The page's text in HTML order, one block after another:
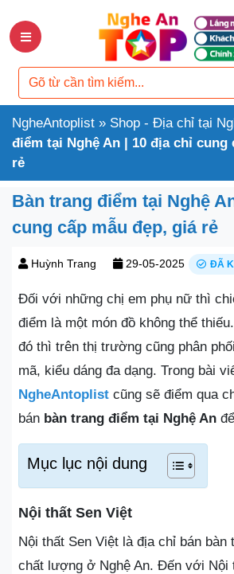
NgheAntoplist » Shop - Địa chỉ tại
điểm tại Nghệ An | 10 địa chỉ cung
rẻ
Bàn trang điểm tại Nghệ
cung cấp mẫu đẹp, giá rẻ
Huỳnh Trang 29-05-2025 ĐÃ
Đối với những chị em phụ nữ thì
điểm là một món đồ không thể
đó thì trên thị trường cũng phân
mã, kiểu dáng đa dạng. Trong bài
NgheAntoplist cũng sẽ điểm qua
bán bàn trang điểm tại Nghệ An
Mục lục nội dung
Nội thất Sen Việt
Nội thất Sen Việt là địa chỉ bán bàn
chất lượng ở Nghệ An. Đến với Nội